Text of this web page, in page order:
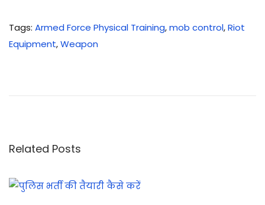
Tags: Armed Force Physical Training,mob control,Riot
Equipment,Weapon
क्षा
लि
Related Posts